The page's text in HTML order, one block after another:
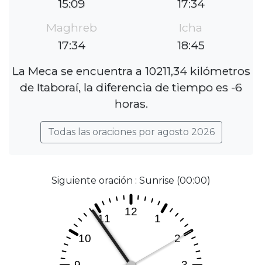
15:09
17:34
Maghreb
17:34
Icha
18:45
La Meca se encuentra a 10211,34 kilómetros
de Itaboraí, la diferencia de tiempo es -6
horas.
Todas las oraciones por agosto 2026
Siguiente oración : Sunrise (00:00)